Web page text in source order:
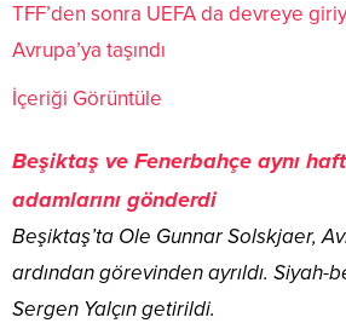
TFF’den sonra UEFA da devreye
Avrupa’ya taşındı
İçeriği Görüntüle
Beşiktaş ve Fenerbahçe aynı
adamlarını gönderdi
Beşiktaş’ta Ole Gunnar Solskjaer,
ardından görevinden ayrıldı. Siyah-
Sergen Yalçın getirildi.